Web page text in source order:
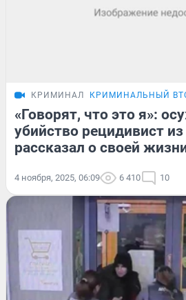
КРИМИНАЛ КРИМИНАЛЬНЫЙ
«Говорят, что это я»:
убийство рецидивист
рассказал о своей
4 ноября, 2025, 06:09 6 410 10